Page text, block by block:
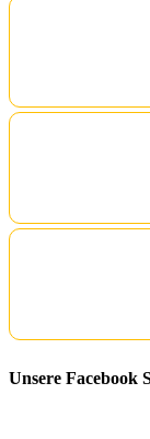
Unsere Facebook